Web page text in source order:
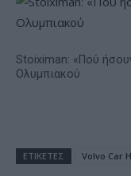
Stoiximan: «Πού
Ολυμπιακού
ΕΤΙΚΕΤΕΣ Volvo Car